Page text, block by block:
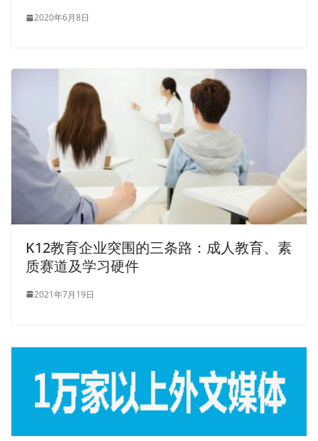
2020年6月8日
K12教育企业突围的三条路：成人教育、素
质赛道及学习硬件
2021年7月19日